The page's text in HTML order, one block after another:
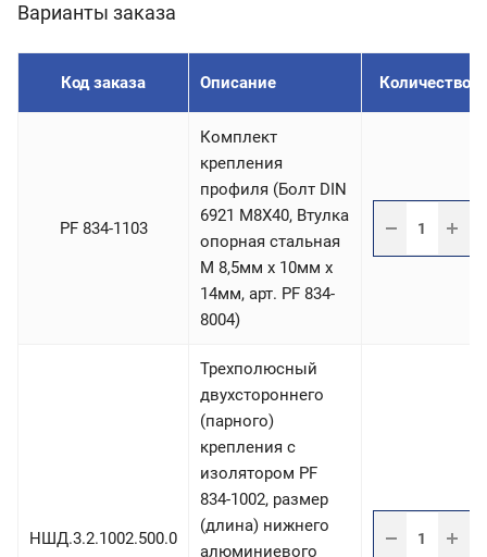
Варианты заказа
Код заказа Описание Количество
PF 834-1103
Комплект
крепления
профиля (Болт DIN
6921 М8Х40, Втулка
опорная стальная
М 8,5мм х 10мм х
14мм, арт. PF 834-
8004)
НШД.3.2.1002.500.0
Трехполюсный
двухстороннего
(парного)
крепления с
изолятором PF
834-1002, размер
(длина) нижнего
алюминиевого